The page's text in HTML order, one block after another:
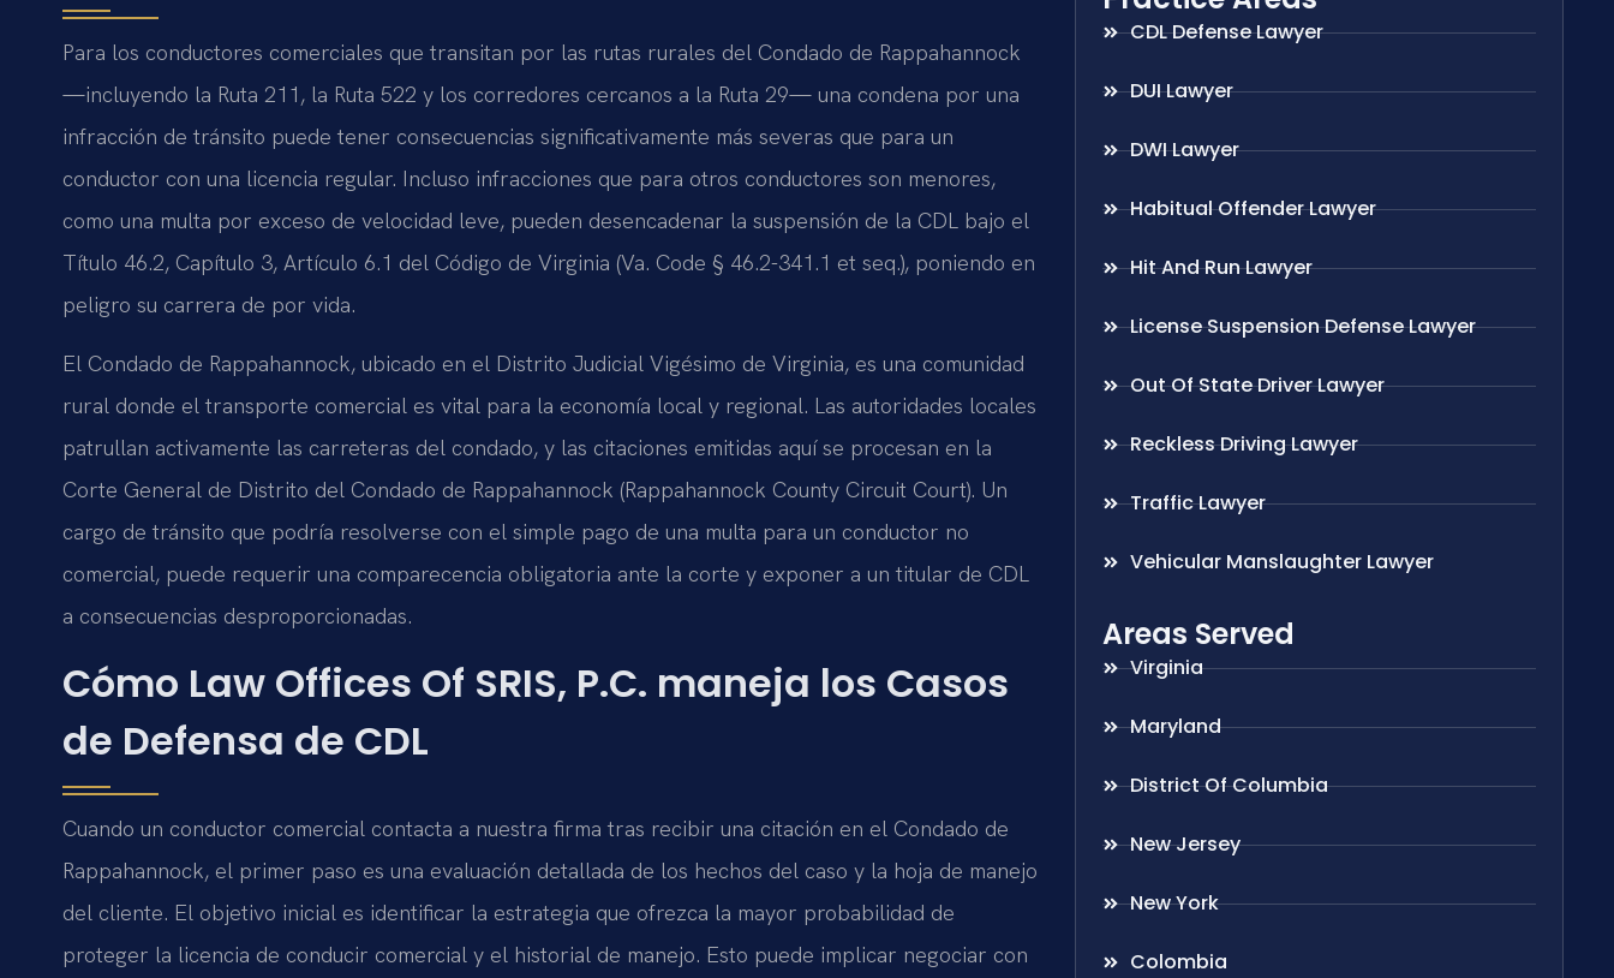
Para los conductores comerciales que transitan por las rutas rurales del Condado de Rappahannock
—incluyendo la Ruta 211, la Ruta 522 y los corredores cercanos a la Ruta 29— una condena por una
infracción de tránsito puede tener consecuencias significativamente más severas que para un
conductor con una licencia regular. Incluso infracciones que para otros conductores son menores,
como una multa por exceso de velocidad leve, pueden desencadenar la suspensión de la CDL bajo el
Título 46.2, Capítulo 3, Artículo 6.1 del Código de Virginia (Va. Code § 46.2-341.1 et seq.), poniendo en
peligro su carrera de por vida.
El Condado de Rappahannock, ubicado en el Distrito Judicial Vigésimo de Virginia, es una comunidad
rural donde el transporte comercial es vital para la economía local y regional. Las autoridades locales
patrullan activamente las carreteras del condado, y las citaciones emitidas aquí se procesan en la
Corte General de Distrito del Condado de Rappahannock (Rappahannock County Circuit Court). Un
cargo de tránsito que podría resolverse con el simple pago de una multa para un conductor no
comercial, puede requerir una comparecencia obligatoria ante la corte y exponer a un titular de CDL
a consecuencias desproporcionadas.
Cómo Law Offices Of SRIS, P.C. maneja los Casos
de Defensa de CDL
Cuando un conductor comercial contacta a nuestra firma tras recibir una citación en el Condado de
Rappahannock, el primer paso es una evaluación detallada de los hechos del caso y la hoja de manejo
del cliente. El objetivo inicial es identificar la estrategia que ofrezca la mayor probabilidad de
proteger la licencia de conducir comercial y el historial de manejo. Esto puede implicar negociar con
CDL Defense Lawyer
DUI Lawyer
DWI Lawyer
Habitual Offender Lawyer
Hit And Run Lawyer
License Suspension Defense Lawyer
Out Of State Driver Lawyer
Reckless Driving Lawyer
Traffic Lawyer
Vehicular Manslaughter Lawyer
Areas Served
Virginia
Maryland
District Of Columbia
New Jersey
New York
Colombia